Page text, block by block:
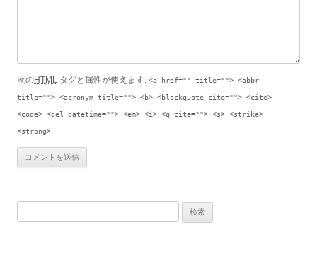
次のHTML タグと属性が使えます: <a href="" title=""> <abbr
title=""> <acronym title=""> <b> <blockquote cite=""> <cite>
<code> <del datetime=""> <em> <i> <q cite=""> <s> <strike>
<strong>